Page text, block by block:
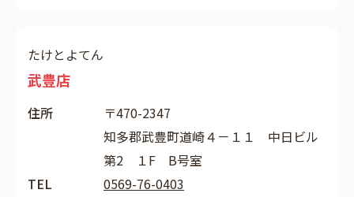
たけとよてん
武豊店
住所
〒470-2347
知多郡武豊町道崎４－１１ 中日ビル
第2 １F B号室
TEL
0569-76-0403